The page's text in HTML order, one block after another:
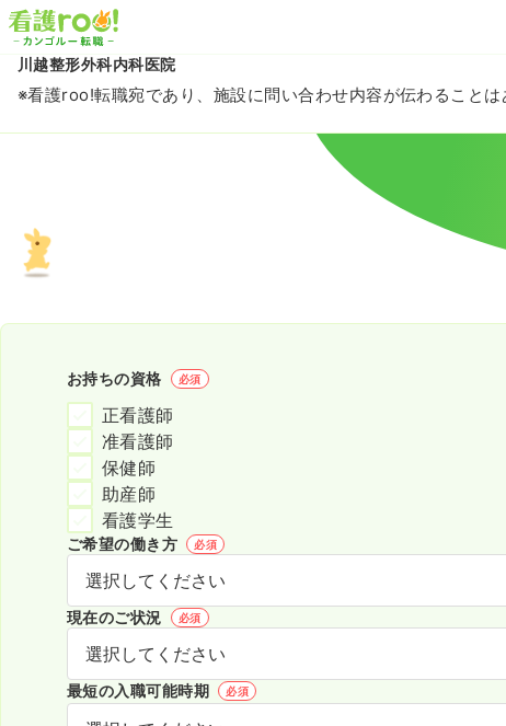
川越整形外科内科医院
※看護roo!転職宛であり、施設に問い合わせ内容が伝わることは
お持ちの資格 必須
正看護師
准看護師
保健師
助産師
看護学生
ご希望の働き方 必須
現在のご状況 必須
最短の入職可能時期 必須